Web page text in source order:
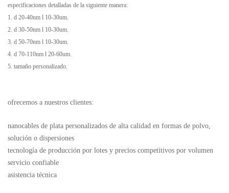
especificaciones detalladas de la siguiente manera:
1. d 20-40nm l 10-30um.
2. d 30-50nm l 10-30um.
3. d 50-70nm l 10-30um.
4. d 70-110nm l 20-60um.
5. tamaño personalizado.
ofrecemos a nuestros clientes:
nanocables de plata personalizados de alta calidad en formas de polvo,
solución o dispersiones
tecnología de producción por lotes y precios competitivos por volumen
servicio confiable
asistencia técnica